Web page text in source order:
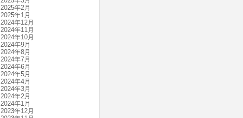
2025年2月
2025年1月
2024年12月
2024年11月
2024年10月
2024年9月
2024年8月
2024年7月
2024年6月
2024年5月
2024年4月
2024年3月
2024年2月
2024年1月
2023年12月